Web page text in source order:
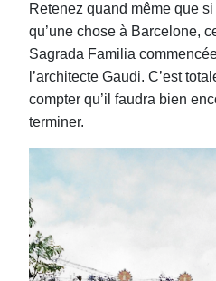
Retenez quand même que
qu’une chose à Barcelone,
Sagrada Familia
l’architecte Gaudi. C’est
compter qu’il faudra bien
terminer.